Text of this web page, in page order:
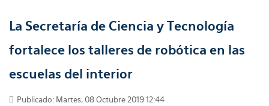
La Secretaría de Ciencia y Tecnología
fortalece los talleres de robótica en las
escuelas del interior
Publicado: Martes, 08 Octubre 2019 12:44